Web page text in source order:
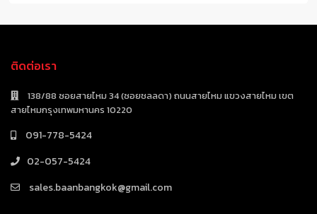
ติดต่อเรา
138/88 ซอยสายไหม 34 (ซอยชลลดา) ถนนสายไหม แขวงสายไหม เขต
สายไหมกรุงเทพมหานคร 10220
091-778-5424
02-057-5424
sales.baanbangkok@gmail.com